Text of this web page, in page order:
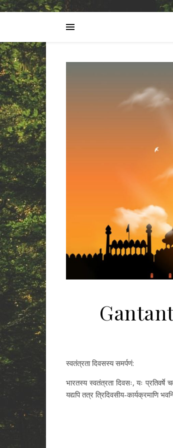
स्वतंत्रता दिवसस्य समर्पणं:
भारतस्य स्वतंत्रता दिवसः, यः प्रतिवर्षे
यद्यपि तत्र त्रिदिवसीय-कार्यक्रमाणि